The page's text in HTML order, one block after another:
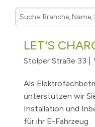
LET'S
Stolper Straße 33
Als
unterstützen wir
Installation und
für ihr E-Fahrzeug.